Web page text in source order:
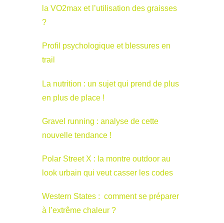
la VO2max et l’utilisation des graisses
?
Profil psychologique et blessures en
trail
La nutrition : un sujet qui prend de plus
en plus de place !
Gravel running : analyse de cette
nouvelle tendance !
Polar Street X : la montre outdoor au
look urbain qui veut casser les codes
Western States : comment se préparer
à l’extrême chaleur ?